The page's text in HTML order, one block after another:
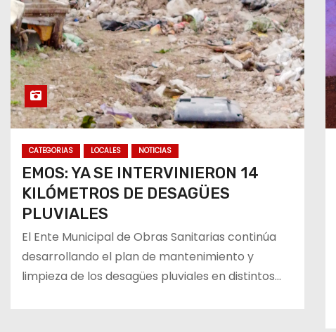
CATEGORIAS LOCALES NOTICIAS
EMOS: YA SE INTERVINIERON 14
KILÓMETROS DE DESAGÜES
PLUVIALES
El Ente Municipal de Obras Sanitarias continúa
desarrollando el plan de mantenimiento y
limpieza de los desagües pluviales en distintos…